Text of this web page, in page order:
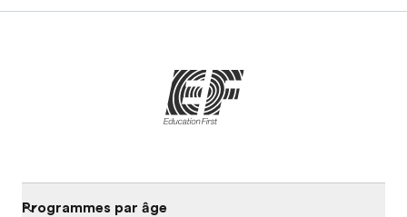
Programmes par âge